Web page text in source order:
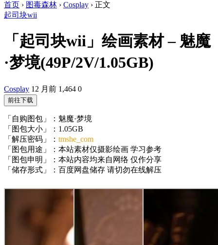
首页 › 图毒森林 › Cosplay › 正文
起司块wii
「起司块wii」绘画素材 – 魅魔
·梦境(49P/2V/1.05GB)
Cosplay 12 月前 1,464 0
前往下载
「自购图包」：魅魔·梦境
「图包大小」：1.05GB
「解压密码」： tmshe_com
「图包用途」：本站素材仅摄影绘画 学习参考
「图包申明」：本站内容均来自网络 仅作分享
「储存形式」：百度网盘储存 请切勿在线解压